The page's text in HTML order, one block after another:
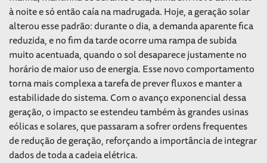
à noite e só então caía na madrugada. Hoje, a geração solar
alterou esse padrão: durante o dia, a demanda aparente fica
reduzida, e no fim da tarde ocorre uma rampa de subida
muito acentuada, quando o sol desaparece justamente no
horário de maior uso de energia. Esse novo comportamento
torna mais complexa a tarefa de prever fluxos e manter a
estabilidade do sistema. Com o avanço exponencial dessa
geração, o impacto se estendeu também às grandes usinas
eólicas e solares, que passaram a sofrer ordens frequentes
de redução de geração, reforçando a importância de integrar
dados de toda a cadeia elétrica.